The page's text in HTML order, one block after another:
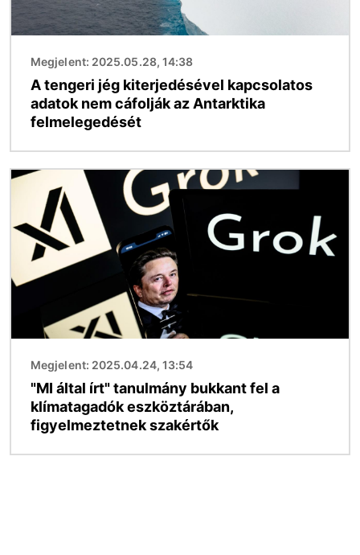
Megjelent: 2025.05.28, 14:38
A tengeri jég kiterjedésével kapcsolatos
adatok nem cáfolják az Antarktika
felmelegedését
Kép
Megjelent: 2025.04.24, 13:54
"MI által írt" tanulmány bukkant fel a
klímatagadók eszköztárában,
figyelmeztetnek szakértők